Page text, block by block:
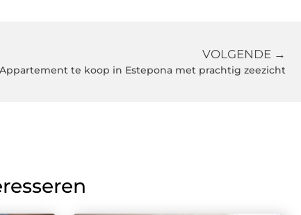
VOLGENDE →
Appartement te koop in Estepona met prachtig zeezicht